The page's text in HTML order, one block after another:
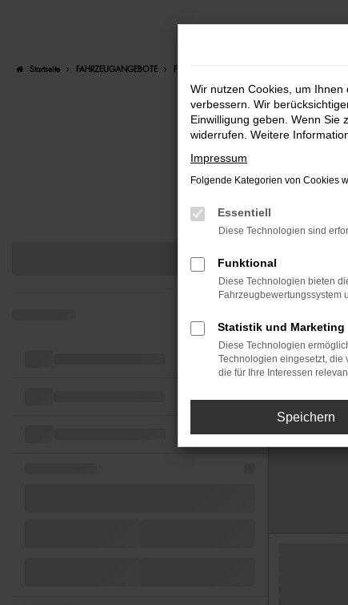
springen
Startseite FAHRZEUGANGEBOTE Fahrzeugauswahl
Wir nutzen Cookies, um
verbessern. Wir
Einwilligung geben. Wenn Sie
widerrufen. Weitere
Impressum
Folgende Kategorien von Cookies
Essentiell
Diese Technologien sind
Funktional
Diese Technologien bieten
Fahrzeugbewertungssystem
Statistik und Marketing
Diese Technologien
Technologien eingesetzt, die
die für Ihre Interessen
Speichern